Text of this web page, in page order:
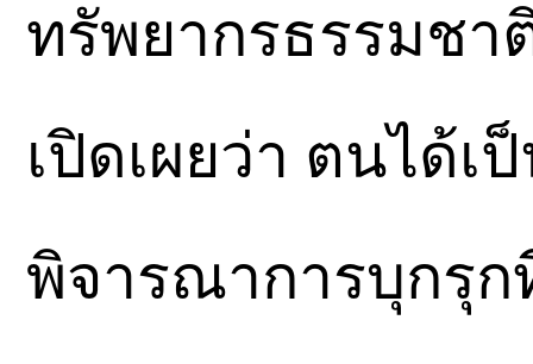
ทรัพยากรธรรมช
เปิดเผยว่า ตนได้เ
พิจารณาการบุกรุ